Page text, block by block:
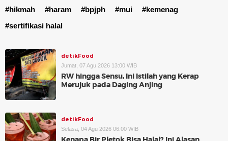
#hikmah #haram #bpjph #mui
#kemenag
#sertifikasi halal
detikFood
Jumat, 07 Agu 2026 13:00 WIB
RW hingga Sensu, Ini Istilah yang Kerap
Merujuk pada Daging Anjing
detikFood
Selasa, 04 Agu 2026 06:00 WIB